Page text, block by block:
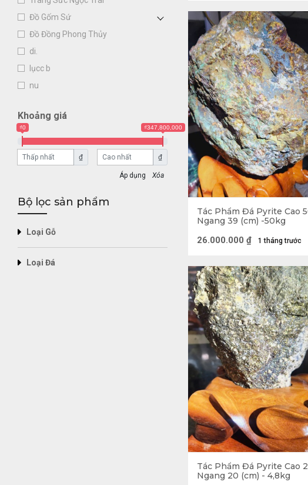
Đồ Gốm Sứ
Đồ Đồng Phong Thủy
di.
lụcc b
nu
Khoảng giá
₫0 ₫347,800,000
₫ ₫
Xóa
Bộ lọc sản phẩm
Loại Gỗ
Loại Đá
3. Ý nghĩa phong thủy
Từ lâu, yếu tố phong
một số ý nghĩa phong
3.1. Trấn trạch, trừ tà ma
Bày trí tượng Đá Phong
qua đó giúp cho gia đạo
kỳ lân đá, tượng sư tử
Tác Phẩm Đá Pyrite Cao
Ngang 39 (cm) -50kg
1 tháng trước
26.000.000 ₫
Tác Phẩm Đá Pyrite Cao
Ngang 20 (cm) - 4,8kg